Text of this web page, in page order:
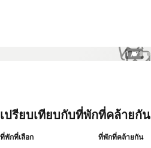
1 / 79
เปรียบเทียบกับที่พักที่คล้ายกัน
ที่พักที่เลือก ที่พักที่คล้ายกัน